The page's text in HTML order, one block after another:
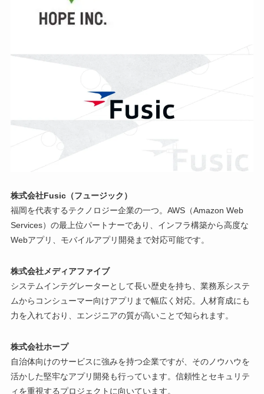
株式会社Fusic（フュージック）
福岡を代表するテクノロジー企業の一つ。AWS（Amazon Web
Services）の最上位パートナーであり、インフラ構築から高度な
Webアプリ、モバイルアプリ開発まで対応可能です。
株式会社メディアファイブ
システムインテグレーターとして長い歴史を持ち、業務系システ
ムからコンシューマー向けアプリまで幅広く対応。人材育成にも
力を入れており、エンジニアの質が高いことで知られます。
株式会社ホープ
自治体向けのサービスに強みを持つ企業ですが、そのノウハウを
活かした堅牢なアプリ開発も行っています。信頼性とセキュリテ
ィを重視するプロジェクトに向いています。